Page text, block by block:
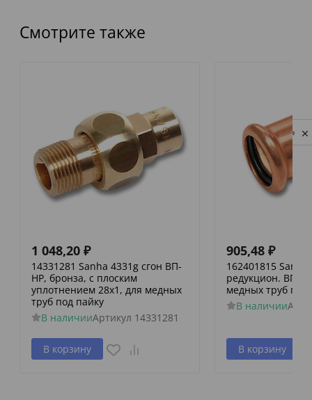
Смотрите также
1 048,20 ₽
14331281 Sanha 4331g сгон ВП-
НР, бронза, с плоским
уплотнением 28x1, для медных
труб под пайку
В наличииАртикул 14331281
В корзину
905,48 ₽
162401815
редукцион. ВПр-
медных труб
В наличии
В корзину
Privacy notice